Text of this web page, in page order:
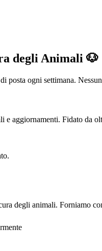
degli Animali 🐶
posta ogni settimana.
e aggiornamenti. Fidato da
degli animali. Forniamo